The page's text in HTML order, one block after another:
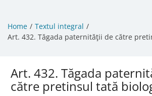
Home
Textul integral
Art. 432. Tăgada paternităţii de către
Art. 432. Tăgada
către pretinsul tată